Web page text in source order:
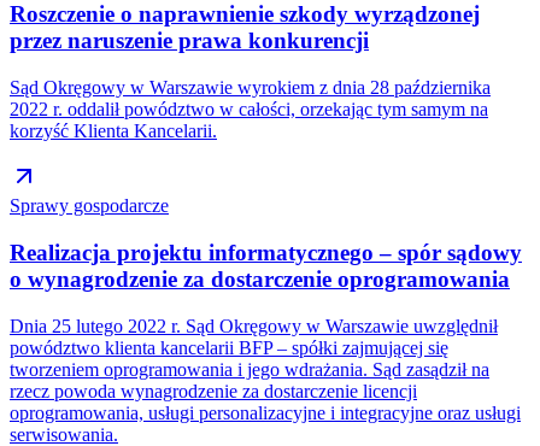
Roszczenie o naprawnienie szkody wyrządzonej
przez naruszenie prawa konkurencji
Sąd Okręgowy w Warszawie wyrokiem z dnia 28 października
2022 r. oddalił powództwo w całości, orzekając tym samym na
korzyść Klienta Kancelarii.
Sprawy gospodarcze
Realizacja projektu informatycznego – spór sądowy
o wynagrodzenie za dostarczenie oprogramowania
Dnia 25 lutego 2022 r. Sąd Okręgowy w Warszawie uwzględnił
powództwo klienta kancelarii BFP – spółki zajmującej się
tworzeniem oprogramowania i jego wdrażania. Sąd zasądził na
rzecz powoda wynagrodzenie za dostarczenie licencji
oprogramowania, usługi personalizacyjne i integracyjne oraz usługi
serwisowania.